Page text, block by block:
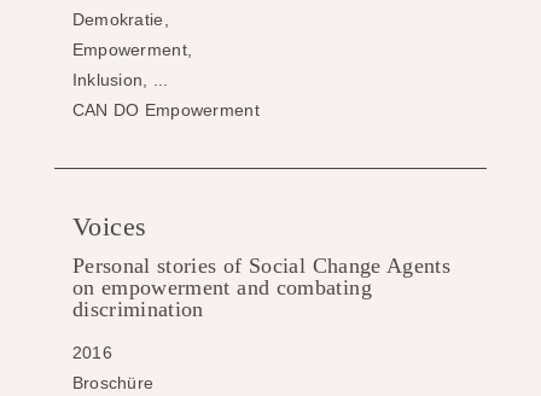
Demokratie,
Empowerment,
Inklusion, ...
CAN DO Empowerment
Voices
Personal stories of Social Change Agents
on empowerment and combating
discrimination
2016
Broschüre